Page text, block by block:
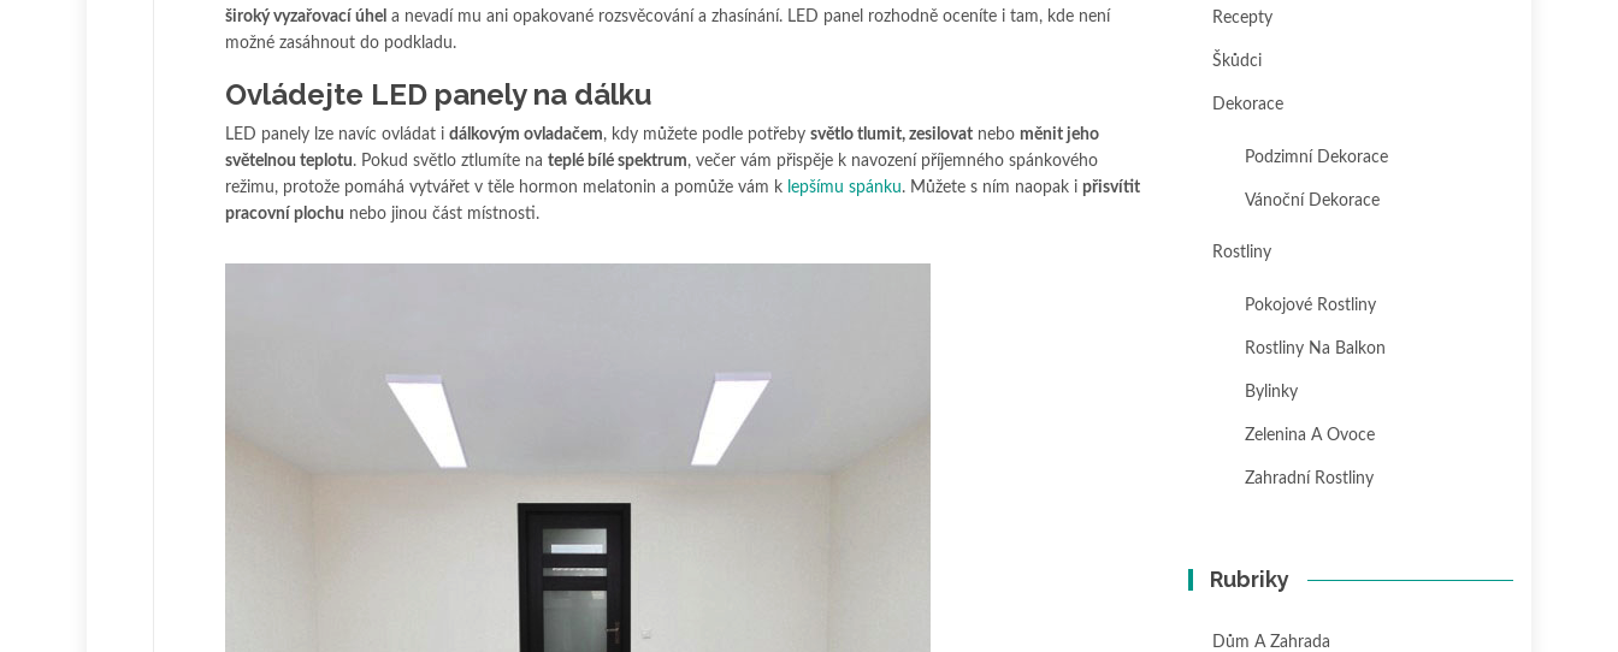
široký vyzařovací úhel a nevadí mu ani opakované rozsvěcování a zhasínání. LED panel rozhodně oceníte i tam, kde není
možné zasáhnout do podkladu.
Ovládejte LED panely na dálku
LED panely lze navíc ovládat i dálkovým ovladačem, kdy můžete podle potřeby světlo tlumit, zesilovat nebo měnit jeho
světelnou teplotu. Pokud světlo ztlumíte na teplé bílé spektrum, večer vám přispěje k navození příjemného spánkového
režimu, protože pomáhá vytvářet v těle hormon melatonin a pomůže vám k lepšímu spánku. Můžete s ním naopak i přisvítit
pracovní plochu nebo jinou část místnosti.
Recepty
Škůdci
Dekorace
Podzimní Dekorace
Vánoční Dekorace
Rostliny
Pokojové Rostliny
Rostliny Na Balkon
Bylinky
Zelenina A Ovoce
Zahradní Rostliny
Rubriky
Dům A Zahrada